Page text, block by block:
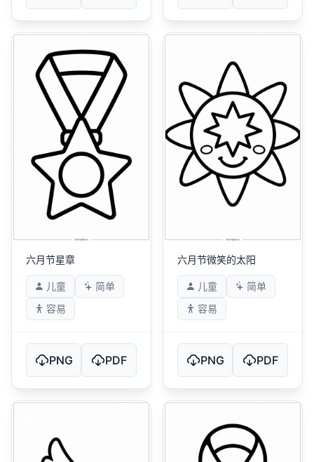
六月节星章
儿童
简单
容易
PNG PDF
六月节微笑的太阳
儿童
简单
容易
PNG PDF